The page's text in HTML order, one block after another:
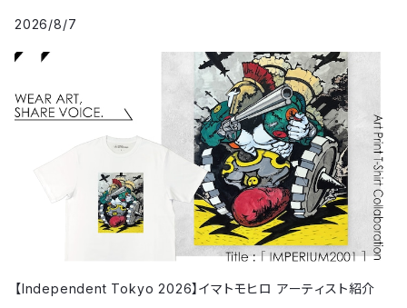
2026/8/7
【Independent Tokyo 2026】イマトモヒロ アーティスト紹介